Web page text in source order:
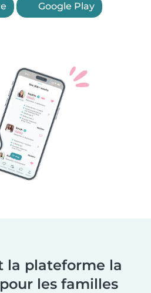
Google Play
la plateforme la
les familles